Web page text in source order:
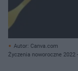
Autor: Canva.com
Życzenia noworoczne 2022